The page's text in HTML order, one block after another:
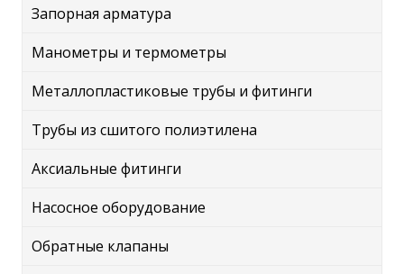
Запорная арматура
Манометры и термометры
Металлопластиковые трубы и фитинги
Трубы из сшитого полиэтилена
Аксиальные фитинги
Насосное оборудование
Обратные клапаны